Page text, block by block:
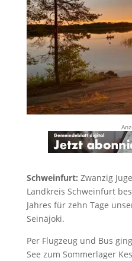
Schweinfurt: Zwanzig
Landkreis Schweinfurt
Jahres für zehn Tage
Seinäjoki.
Per Flugzeug und Bus
See zum Sommerlager